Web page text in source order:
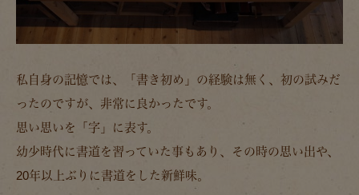
私自身の記憶では、「書き初め」の経験は無く、初の試みだ
ったのですが、非常に良かったです。
思い思いを「字」に表す。
幼少時代に書道を習っていた事もあり、その時の思い出や、
20年以上ぶりに書道をした新鮮味。